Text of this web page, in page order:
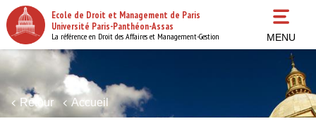
Aller
au
contenu
principal
Ecole de Droit et Management de Paris
Université Paris-Panthéon-Assas
La référence en Droit des Affaires et Management-Gestion MENU
Retour Accueil